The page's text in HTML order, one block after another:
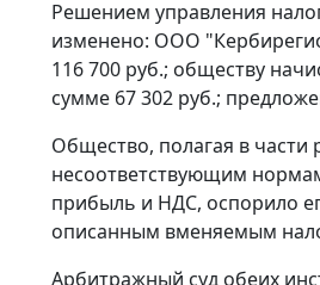
Решением управления
изменено: ООО
116 700 руб.; обществу
сумме 67 302 руб.;
Общество, полагая в
несоответствующим
прибыль и НДС, оспорило
описанным вменяемым
Арбитражный суд обеих